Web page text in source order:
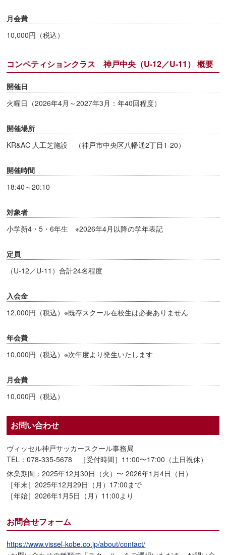
月会費
10,000円（税込）
コンペティションクラス 神戸中央（U-12／U-11） 概要
開催日
火曜日（2026年4月～2027年3月：年40回程度）
開催場所
KR&AC 人工芝施設 （神戸市中央区八幡通2丁目1-20）
開催時間
18:40～20:10
対象者
小学新4・5・6年生 ※2026年4月以降の学年表記
定員
（U-12／U-11）合計24名程度
入会金
12,000円（税込）※既存スクール在校生は必要ありません
年会費
10,000円（税込）※次年度より発生いたします
月会費
10,000円（税込）
お問い合わせ
ヴィッセル神戸サッカースクール事務局
TEL：078-335-5678 ［受付時間］11:00〜17:00（土日祝休）
休業期間：2025年12月30日（火）〜 2026年1月4日（日）
［年末］2025年12月29日（月）17:00まで
［年始］2026年1月5日（月）11:00より
お問合せフォーム
https://www.vissel-kobe.co.jp/about/contact/